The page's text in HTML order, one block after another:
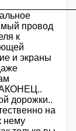
провод
к
и экраны
дорожки..
на
нему